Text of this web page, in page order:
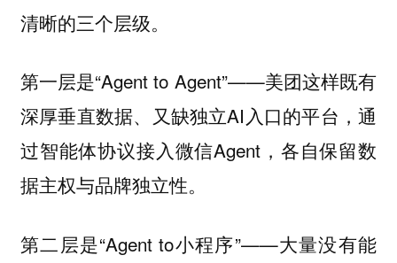
清晰的三个层级。
第一层是“Agent to Agent”——美团这样既有
深厚垂直数据、又缺独立AI入口的平台，通
过智能体协议接入微信Agent，各自保留数
据主权与品牌独立性。
第二层是“Agent to小程序”——大量没有能